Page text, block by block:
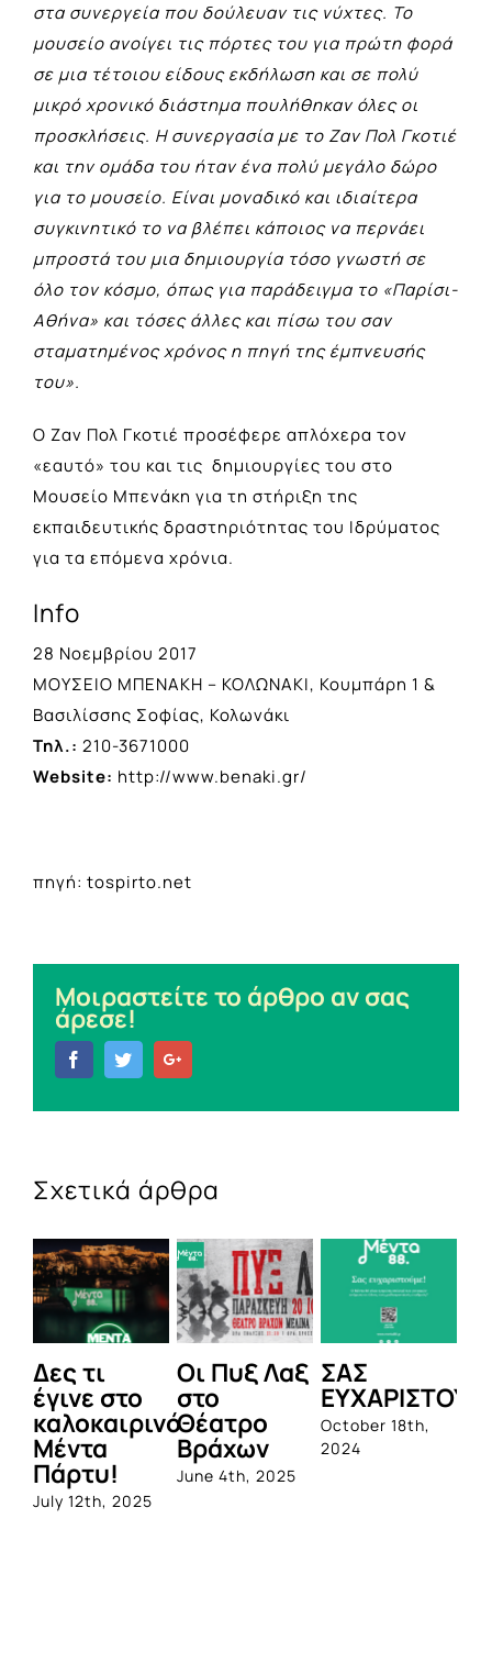
στα συνεργεία που δούλευαν τις νύχτες. Το
μουσείο ανοίγει τις πόρτες του για πρώτη φορά
σε μια τέτοιου είδους εκδήλωση και σε πολύ
μικρό χρονικό διάστημα πουλήθηκαν όλες οι
προσκλήσεις. Η συνεργασία με το Ζαν Πολ Γκοτιέ
και την ομάδα του ήταν ένα πολύ μεγάλο δώρο
για το μουσείο. Είναι μοναδικό και ιδιαίτερα
συγκινητικό το να βλέπει κάποιος να περνάει
μπροστά του μια δημιουργία τόσο γνωστή σε
όλο τον κόσμο, όπως για παράδειγμα το «Παρίσι-
Αθήνα» και τόσες άλλες και πίσω του σαν
σταματημένος χρόνος η πηγή της έμπνευσής
του».
Ο Ζαν Πολ Γκοτιέ προσέφερε απλόχερα τον
«εαυτό» του και τις δημιουργίες του στο
Μουσείο Μπενάκη για τη στήριξη της
εκπαιδευτικής δραστηριότητας του Ιδρύματος
για τα επόμενα χρόνια.
Info
28 Νοεμβρίου 2017
ΜΟΥΣΕΙΟ ΜΠΕΝΑΚΗ – ΚΟΛΩΝΑΚΙ, Κουμπάρη 1 &
Βασιλίσσης Σοφίας, Κολωνάκι
Τηλ.: 210-3671000
Website: http://www.benaki.gr/
πηγή: tospirto.net
Μοιραστείτε το άρθρο αν σας
άρεσε!
FacebookTwitter
Σχετικά άρθρα
Δες τι
έγινε στο
καλοκαιρινό
Μέντα
Πάρτυ!
July 12th, 2025
Οι Πυξ Λαξ
στο
Θέατρο
Βράχων
June 4th, 2025
ΣΑΣ
October 18th,
2024